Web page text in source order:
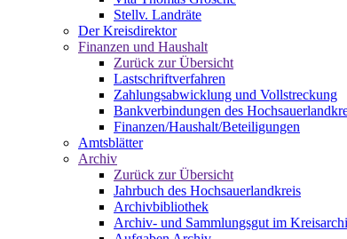
Stellv. Landräte
Der Kreisdirektor
Finanzen und Haushalt
Zurück zur Übersicht
Lastschriftverfahren
Zahlungsabwicklung und Vollstreckung
Bankverbindungen des
Finanzen/Haushalt/Beteiligungen
Amtsblätter
Archiv
Zurück zur Übersicht
Jahrbuch des Hochsauerlandkreis
Archivbibliothek
Archiv- und Sammlungsgut im